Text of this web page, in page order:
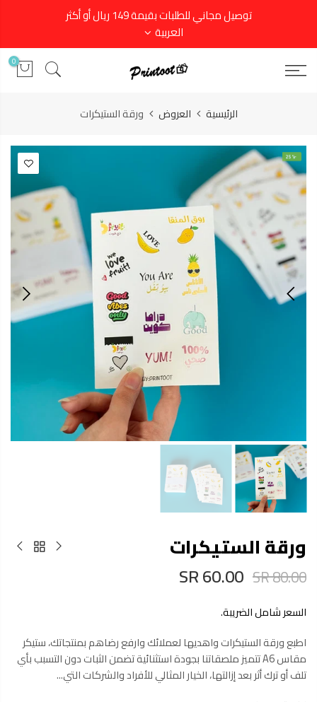
توصيل مجاني للطلبات بقيمة 149 ريال أو أكثر
العربية
0
الرئيسية العروض ورقة الستيكرات
-25%
ورقة الستيكرات
80.00 SR
60.00 SR
السعر شامل الضريبة.
اطبع ورقة الستيكرات واهديها لعملائك وارفع رضاهم بمنتجاتك، ستيكر
مقاس A6 تتميز ملصقاتنا بجودة استثنائية تضمن الثبات دون التسبب بأي
تلف أو ترك أثر بعد إزالتها، الخيار المثالي للأفراد والشركات التي...